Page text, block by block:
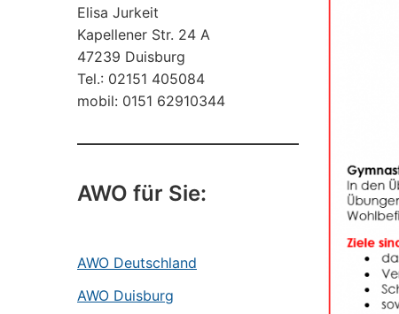
Elisa Jurkeit
Kapellener Str. 24 A
47239 Duisburg
Tel.: 02151 405084
mobil: 0151 62910344
AWO für Sie:
AWO Deutschland
AWO Duisburg